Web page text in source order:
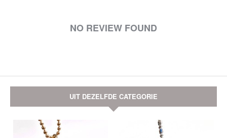
NO REVIEW FOUND
UIT DEZELFDE CATEGORIE